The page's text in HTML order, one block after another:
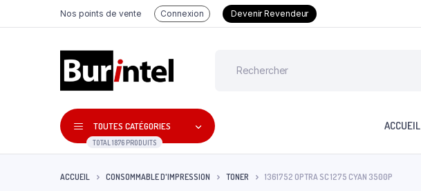
Nos points de vente Connexion Devenir Revendeur
TOUTES CATÉGORIES
TOTAL 1876 PRODUITS
ACCUEIL
ACCUEIL CONSOMMABLE D'IMPRESSION TONER 1361752 OPTRA SC 1275 CYAN 3500P